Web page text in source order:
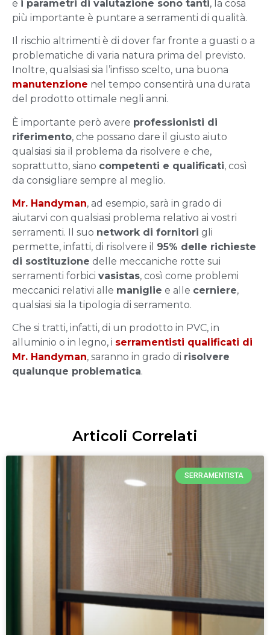
e i parametri di valutazione sono tanti, la cosa
più importante è puntare a serramenti di qualità.
Il rischio altrimenti è di dover far fronte a guasti o a
problematiche di varia natura prima del previsto.
Inoltre, qualsiasi sia l’infisso scelto, una buona
manutenzione nel tempo consentirà una durata
del prodotto ottimale negli anni.
È importante però avere professionisti di
riferimento, che possano dare il giusto aiuto
qualsiasi sia il problema da risolvere e che,
soprattutto, siano competenti e qualificati, così
da consigliare sempre al meglio.
Mr. Handyman, ad esempio, sarà in grado di
aiutarvi con qualsiasi problema relativo ai vostri
serramenti. Il suo network di fornitori gli
permette, infatti, di risolvere il 95% delle richieste
di sostituzione delle meccaniche rotte sui
serramenti forbici vasistas, così come problemi
meccanici relativi alle maniglie e alle cerniere,
qualsiasi sia la tipologia di serramento.
Che si tratti, infatti, di un prodotto in PVC, in
alluminio o in legno, i serramentisti qualificati di
Mr. Handyman, saranno in grado di risolvere
qualunque problematica.
Articoli Correlati
SERRAMENTISTA